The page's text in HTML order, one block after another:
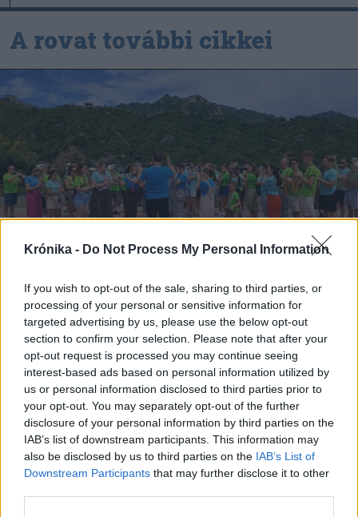
Krónika - Do Not Process My Personal Information
If you wish to opt-out of the sale, sharing to third parties, or
processing of your personal or sensitive information for
targeted advertising by us, please use the below opt-out
section to confirm your selection. Please note that after your
opt-out request is processed you may continue seeing
interest-based ads based on personal information utilized by
us or personal information disclosed to third parties prior to
your opt-out. You may separately opt-out of the further
disclosure of your personal information by third parties on the
IAB’s list of downstream participants. This information may
also be disclosed by us to third parties on the IAB’s List of
Downstream Participants that may further disclose it to other
A rovat további cikkei
2026. augusztus 07., péntek
Így szól a székely himnusz a kínai
nagy falnál egy székelyföldi
fúvószenekar előadásában